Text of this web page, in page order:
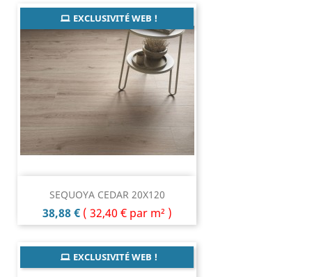
SEQUOYA CEDAR 20X120
Prix
38,88 € ( 32,40 € par m² )
EXCLUSIVITÉ WEB !
EXCLUSIVITÉ WEB !